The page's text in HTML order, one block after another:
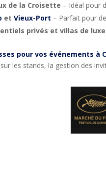
de la Croisette – Idéal pour
etVieux-Port – Parfait pour
privés et villas de luxe
pour vos événements à
sur les stands, la gestion des